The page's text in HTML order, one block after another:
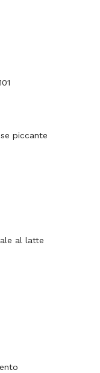
piccante
al latte